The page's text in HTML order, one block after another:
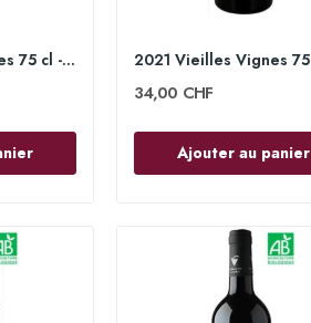
2022 Vieilles Vignes 75 cl - Domaine Gauby
34,00 CHF
Ajouter au panier